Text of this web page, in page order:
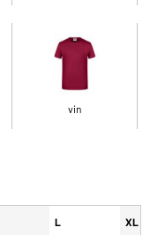
vin
L XL